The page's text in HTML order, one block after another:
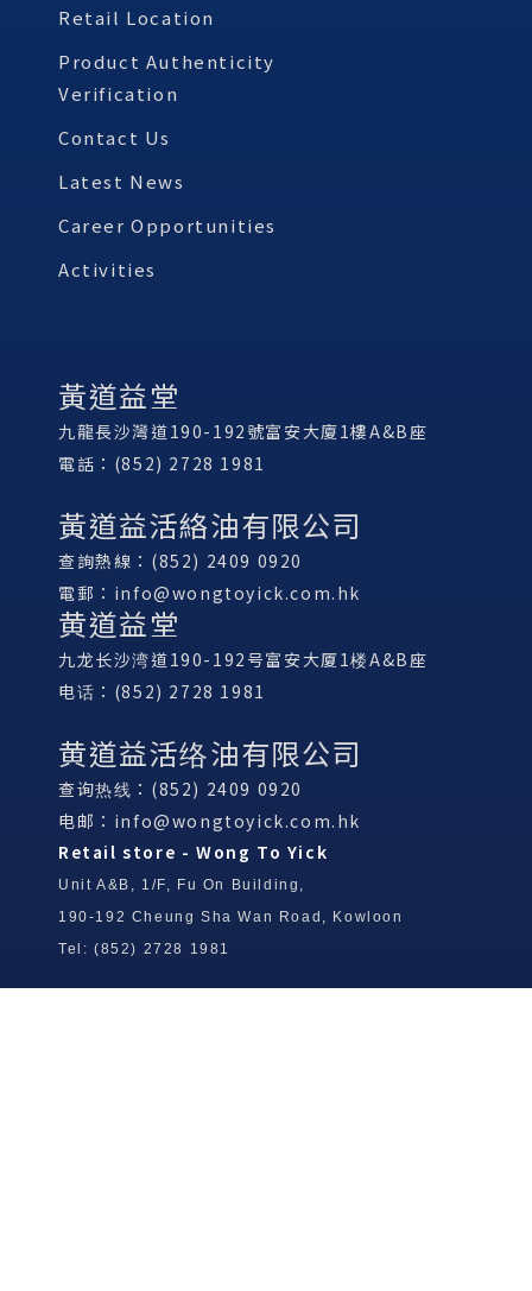
Retail Location
Product Authenticity
Verification
Contact Us
Latest News
Career Opportunities
Activities
黃道益堂
九龍長沙灣道190-192號富安大廈1樓A&B座
電話：(852) 2728 1981
黃道益活絡油有限公司
查詢熱線：(852) 2409 0920
電郵： info@wongtoyick.com.hk
黄道益堂
九龙长沙湾道190-192号富安大厦1楼A&B座
电话：(852) 2728 1981
黄道益活络油有限公司
查询热线：(852) 2409 0920
电邮： info@wongtoyick.com.hk
Retail store - Wong To Yick
Unit A&B, 1/F, Fu On Building,
190-192 Cheung Sha Wan Road, Kowloon
Tel: (852) 2728 1981